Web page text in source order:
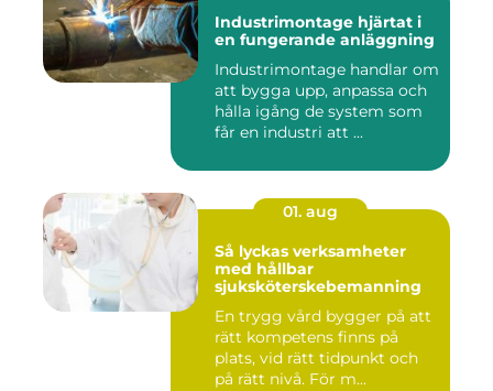
Industrimontage hjärtat i
en fungerande anläggning
Industrimontage handlar om
att bygga upp, anpassa och
hålla igång de system som
får en industri att ...
01. aug
Så lyckas verksamheter
med hållbar
sjuksköterskebemanning
En trygg vård bygger på att
rätt kompetens finns på
plats, vid rätt tidpunkt och
på rätt nivå. För m...